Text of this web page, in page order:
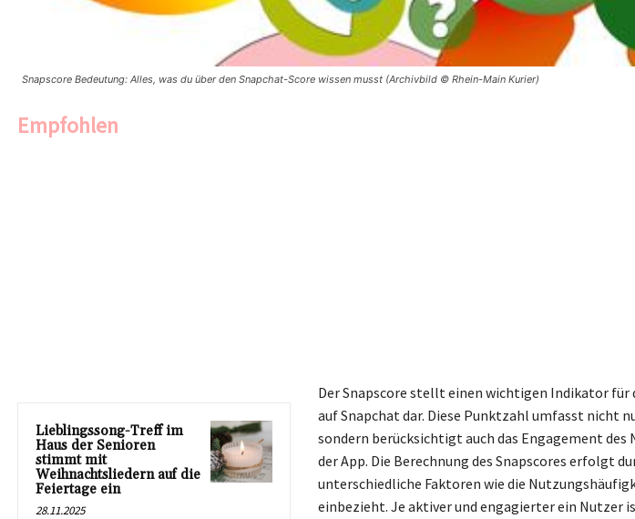
Snapscore Bedeutung: Alles, was du über den Snapchat-Score wissen musst (Archivbild © Rhein-Main Kurier)
Empfohlen
Lieblingssong-Treff im
Haus der Senioren
stimmt mit
Weihnachtsliedern auf die
Feiertage ein
28.11.2025
Der Snapscore stellt einen wichtigen Indikator
auf Snapchat dar. Diese Punktzahl umfasst nicht
sondern berücksichtigt auch das Engagement
der App. Die Berechnung des Snapscores erfolgt
unterschiedliche Faktoren wie die
einbezieht. Je aktiver und engagierter ein Nutzer